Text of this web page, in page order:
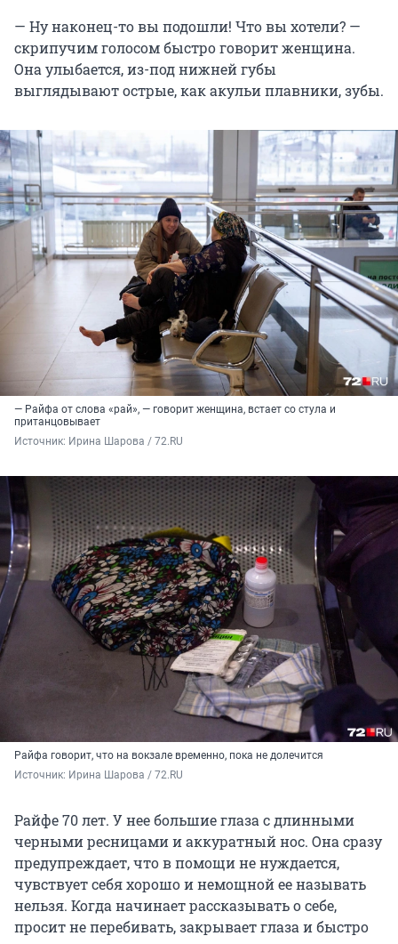
— Ну наконец-то вы подошли! Что вы хотели? —
скрипучим голосом быстро говорит женщина.
Она улыбается, из-под нижней губы
выглядывают острые, как акульи плавники, зубы.
— Райфа от слова «рай», — говорит женщина, встает со стула и
пританцовывает
Источник: Ирина Шарова / 72.RU
Райфа говорит, что на вокзале временно, пока не долечится
Источник: Ирина Шарова / 72.RU
Райфе 70 лет. У нее большие глаза с длинными
черными ресницами и аккуратный нос. Она сразу
предупреждает, что в помощи не нуждается,
чувствует себя хорошо и немощной ее называть
нельзя. Когда начинает рассказывать о себе,
просит не перебивать, закрывает глаза и быстро